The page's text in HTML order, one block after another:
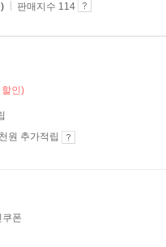
판매지수 114
인)
원 추가적립
쿠폰